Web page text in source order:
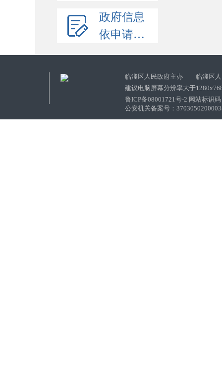
政府信息
依申请公开
临淄区人民政府主办 临淄区人
建议电脑屏幕分辨率大于
鲁ICP备08001721号-2 网站标识
公安机关备案号：